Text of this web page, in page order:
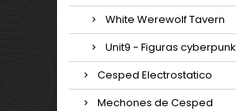
White Werewolf Tavern
Unit9 - Figuras cyberpunk
Cesped Electrostatico
Mechones de Cesped